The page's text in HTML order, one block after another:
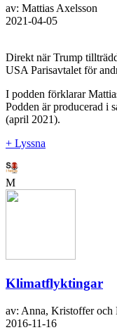
av: Mattias Axelsson
2021-04-05
Direkt när Trump
USA Parisavtalet för
I podden förklarar
Podden är producerad i
(april 2021).
+ Lyssna
M
Klimatflyktingar
av: Anna, Kristoffer och
2016-11-16